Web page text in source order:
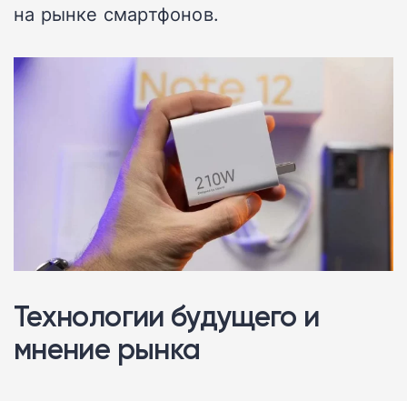
на рынке смартфонов.
Технологии будущего и
мнение рынка